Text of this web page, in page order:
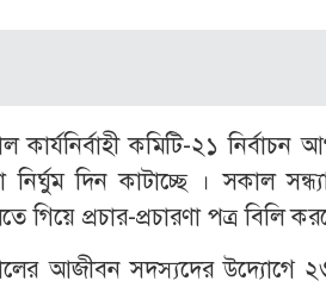
কার্যনির্বাহী কমিটি-২১
নির্ঘুম দিন কাটাচ্ছে । সকাল
প্রচার-প্রচারণা পত্র বিলি করছেন
আজীবন সদস্যদের উদ্যোগে